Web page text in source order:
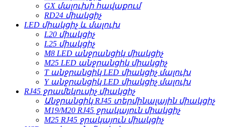
GX մալուխի հավաքում
RD24 միակցիչ
LED միակցիչ և մալուխ
L20 միակցիչ
L25 միակցիչ
M8 LED անջրանցիկ միակցիչ
M25 LED անջրանցիկ միակցիչ
T անջրանցիկ LED միակցիչ մալուխ
Y անջրանցիկ LED միակցիչ մալուխ
RJ45 ջրամեկուսիչ միակցիչ
Անջրանցիկ RJ45 տերմինալային միակցիչ
M19/M20 RJ45 ջրակայուն միակցիչ
M25 RJ45 ջրակայուն միակցիչ